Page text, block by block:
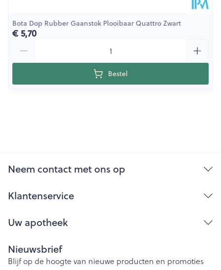
Bota Dop Rubber Gaanstok Plooibaar Quattro Zwart
€ 5,70
Bestel
Neem contact met ons op
Klantenservice
Uw apotheek
Nieuwsbrief
Blijf op de hoogte van nieuwe producten en promoties